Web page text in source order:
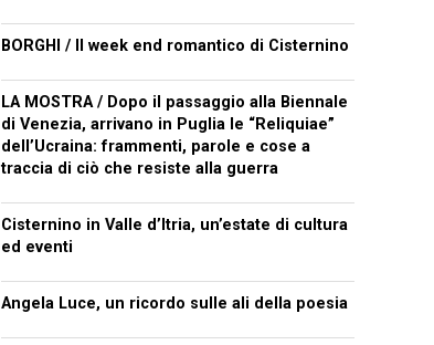
BORGHI / Il week end romantico di Cisternino
LA MOSTRA / Dopo il passaggio alla Biennale
di Venezia, arrivano in Puglia le “Reliquiae”
dell’Ucraina: frammenti, parole e cose a
traccia di ciò che resiste alla guerra
Cisternino in Valle d’Itria, un’estate di cultura
ed eventi
Angela Luce, un ricordo sulle ali della poesia